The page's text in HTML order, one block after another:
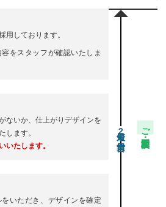
用しております。
をスタッフが確認いたしま
ないか、仕上がりデザインを
します。
いたします。
いただき、デザインを確定
2 ご注文・校正期間